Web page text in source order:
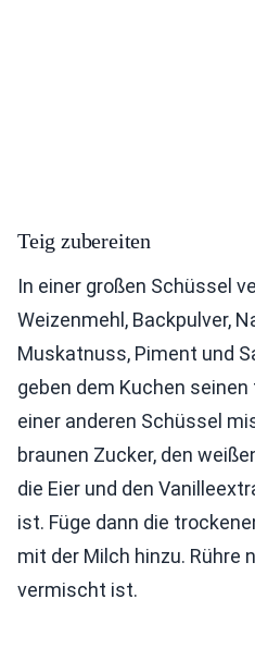
Teig zubereiten
In einer großen Schüssel
Weizenmehl, Backpulver,
Muskatnuss, Piment und
geben dem Kuchen
einer anderen Schüssel
braunen Zucker, den
die Eier und den
ist. Füge dann die
mit der Milch hinzu. Rühre
vermischt ist.